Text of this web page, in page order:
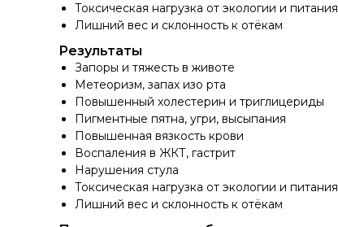
Токсическая нагрузка от экологии и питания
Лишний вес и склонность к отёкам
Результаты
Запоры и тяжесть в животе
Метеоризм, запах изо рта
Повышенный холестерин и триглицериды
Пигментные пятна, угри, высыпания
Повышенная вязкость крови
Воспаления в ЖКТ, гастрит
Нарушения стула
Токсическая нагрузка от экологии и питания
Лишний вес и склонность к отёкам